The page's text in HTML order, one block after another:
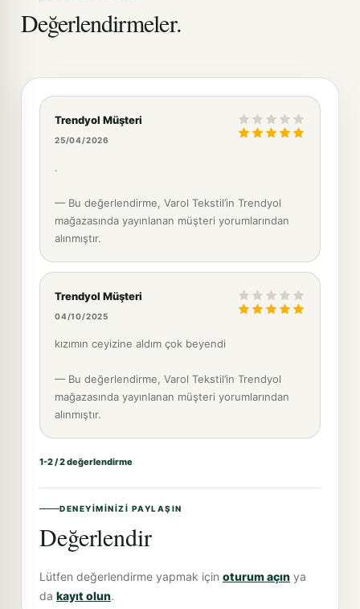
Değerlendirmeler.
Trendyol Müşteri
25/04/2026
.
— Bu değerlendirme, Varol Tekstil’in Trendyol
mağazasında yayınlanan müşteri yorumlarından
alınmıştır.
Trendyol Müşteri
04/10/2025
kızımın ceyizine aldım çok beyendi
— Bu değerlendirme, Varol Tekstil’in Trendyol
mağazasında yayınlanan müşteri yorumlarından
alınmıştır.
1-2 / 2 değerlendirme
DENEYIMINIZI PAYLAŞIN
Değerlendir
Lütfen değerlendirme yapmak için oturum açın ya
da kayıt olun.